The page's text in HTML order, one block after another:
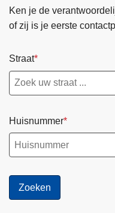
Ken je de
of zij is je eerste
Straat
Huisnummer